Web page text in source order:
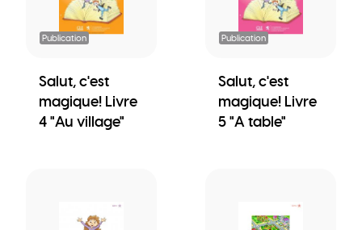
Publication
Salut, c'est
magique! Livre
4 "Au village"
Publication
Salut, c'est
magique! Livre
5 "A table"